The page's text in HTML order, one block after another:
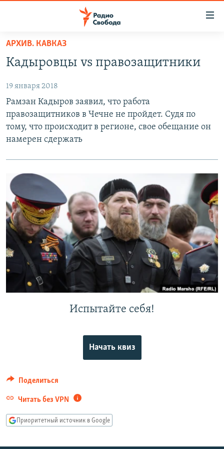
упрощенного
доступа
основному
содержанию
Вернутся
навигации
Вернутся
поиску
ПОДКАСТЫ
АВТОРСКИЕ ПРОЕКТЫ
ЦИТАТЫ СВОБОДЫ
МНЕНИЯ
КУЛЬТУРА
IDEL.РЕАЛИИ
КАВКАЗ.РЕАЛИИ
СЕВЕР.РЕАЛИИ
СИБИРЬ.РЕАЛИИ
РАСПИСАНИЕ ВЕЩАНИЯ
ПОДПИШИТЕСЬ НА РАССЫЛКУ
СОЦИАЛЬНЫЕ СЕТИ
АРХИВ. КАВКАЗ
Кадыровцы vs правозащитники
19 января 2018
Рамзан Кадыров заявил, что работа
правозащитников в Чечне не пройдет. Судя по
тому, что происходит в регионе, свое обещание он
намерен сдержать
Испытайте себя!
Начать квиз
Поделиться
Читать без VPN
Приоритетный источник в Google